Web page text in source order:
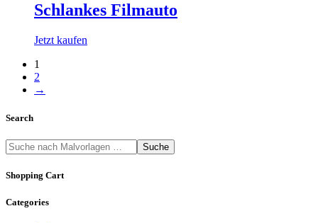
Schlankes Filmauto
Jetzt kaufen
1
2
→
Search
Suche
Shopping Cart
Categories